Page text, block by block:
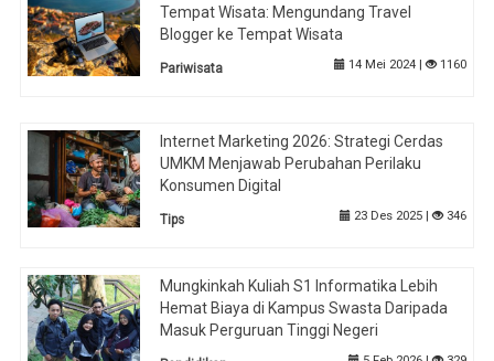
Tempat Wisata: Mengundang Travel
Blogger ke Tempat Wisata
Pariwisata 14 Mei 2024 | 1160
Internet Marketing 2026: Strategi Cerdas
UMKM Menjawab Perubahan Perilaku
Konsumen Digital
Tips 23 Des 2025 | 346
Mungkinkah Kuliah S1 Informatika Lebih
Hemat Biaya di Kampus Swasta Daripada
Masuk Perguruan Tinggi Negeri